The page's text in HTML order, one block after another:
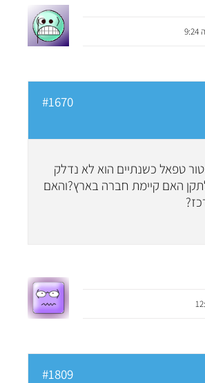
#1670
טפאל כשנתיים הוא לא נדלק
האם קיימת חברה בארץ?והאם
#1809